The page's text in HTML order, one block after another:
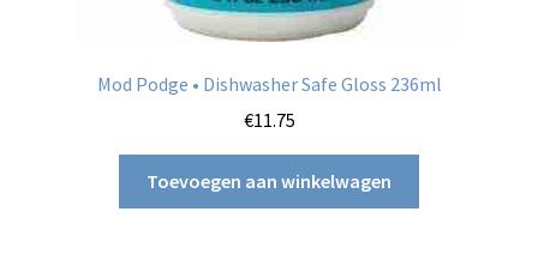
Mod Podge • Dishwasher Safe Gloss 236ml
€11.75
Toevoegen aan winkelwagen